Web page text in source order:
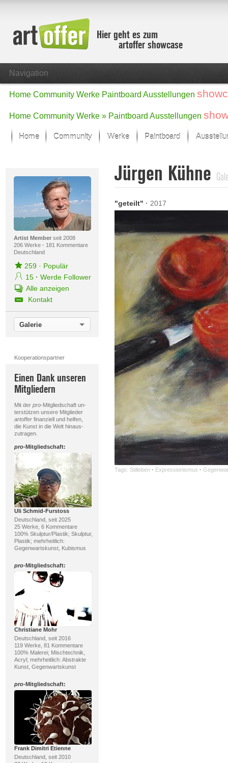
Hier geht es zum
artoffer showcase
Navigation
Home Community Werke Paintboard Ausstellungen
Home Community Werke » Paintboard Ausstellungen
Home Community Werke
Der letzte Monat im Fokus
Alle Fokus-Werke
Fokus-Werke
Alle neuen Werke
Paintboard
Artist Memberseit 2008
206 Werke · 181 Kommentare
Deutschland
259· Populär
15 · Werde Follower
Alle anzeigen
Kontakt
Galerie
Kooperationspartner
Einen Dank unseren
Mitgliedern
Mit der pro-Mitgliedschaft un-
terstützen unsere Mitglieder
artofferfinanziell und helfen,
die Kunst in die Welt hinaus-
zutragen.
pro-Mitgliedschaft:
Uli Schmid-Furstoss
Deutschland, seit 2025
25 Werke, 6 Kommentare
100% Skulptur/Plastik; Skulptur,
Plastik; mehrheitlich:
Gegenwartskunst, Kubismus
pro-Mitgliedschaft:
Christiane Mohr
Deutschland, seit 2016
119 Werke, 81 Kommentare
100% Malerei; Mischtechnik,
Acryl; mehrheitlich: Abstrakte
Kunst, Gegenwartskunst
pro-Mitgliedschaft:
Frank Dimitri Etienne
Deutschland, seit 2010
Jürgen Kühne
"geteilt" · 2017
Tags: Stilleben · Expressionismus ·